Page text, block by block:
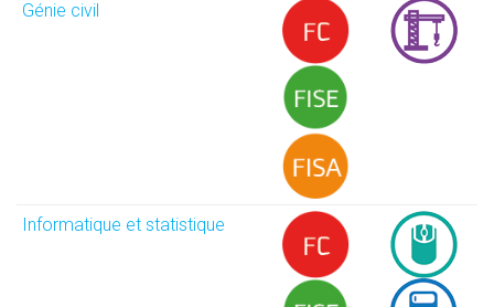
Génie civil
Informatique et statistique